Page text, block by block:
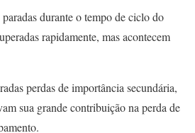
durante o tempo de ciclo do
rapidamente, mas acontecem
perdas de importância secundária,
sua grande contribuição na perda de